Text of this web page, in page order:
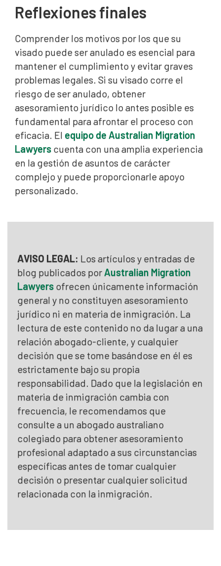
Reflexiones finales
Comprender los motivos por los que su
visado puede ser anulado es esencial para
mantener el cumplimiento y evitar graves
problemas legales. Si su visado corre el
riesgo de ser anulado, obtener
asesoramiento jurídico lo antes posible es
fundamental para afrontar el proceso con
eficacia. El equipo de Australian Migration
Lawyers cuenta con una amplia experiencia
en la gestión de asuntos de carácter
complejo y puede proporcionarle apoyo
personalizado.
AVISO LEGAL: Los artículos y entradas de
blog publicados por Australian Migration
Lawyers ofrecen únicamente información
general y no constituyen asesoramiento
jurídico ni en materia de inmigración. La
lectura de este contenido no da lugar a una
relación abogado-cliente, y cualquier
decisión que se tome basándose en él es
estrictamente bajo su propia
responsabilidad. Dado que la legislación en
materia de inmigración cambia con
frecuencia, le recomendamos que
consulte a un abogado australiano
colegiado para obtener asesoramiento
profesional adaptado a sus circunstancias
específicas antes de tomar cualquier
decisión o presentar cualquier solicitud
relacionada con la inmigración.